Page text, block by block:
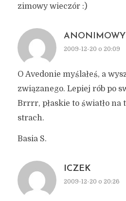
zimowy wieczór :)
ANONIMOWY
2009-12-20 o 20:09
O Avedonie myślałeś, a
związanego. Lepiej rób po
Brrrr, płaskie to światło na
strach.
Basia S.
ICZEK
2009-12-20 o 20:26